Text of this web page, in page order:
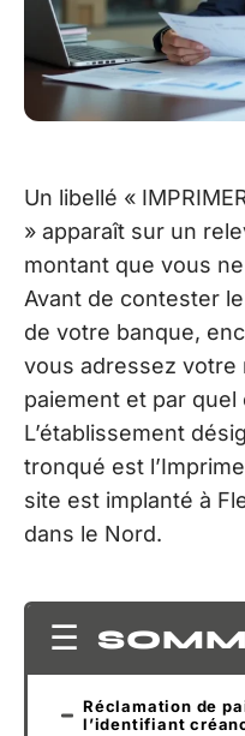
Un libellé «
» apparaît sur un
montant que vous
Avant de contester
de votre banque,
vous adressez votre
paiement et par quel
L’établissement
tronqué est
site est implanté à
dans le Nord.
Réclamation de
l’identifiant